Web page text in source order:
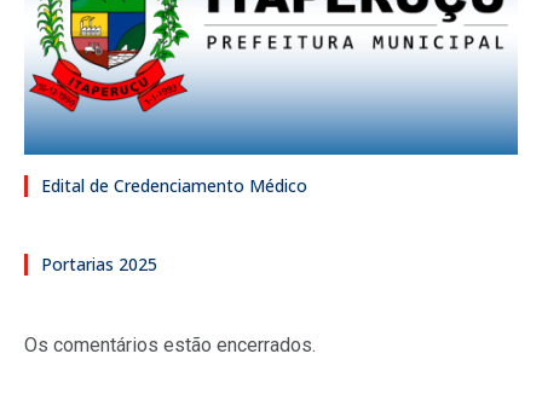
Edital de Credenciamento Médico
Portarias 2025
Os comentários estão encerrados.